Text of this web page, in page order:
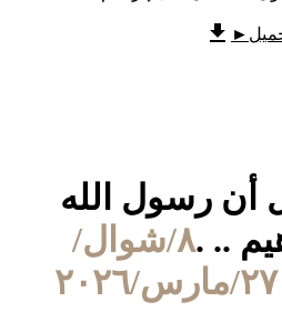
►
رسول الله
.. . ٨/شوال/